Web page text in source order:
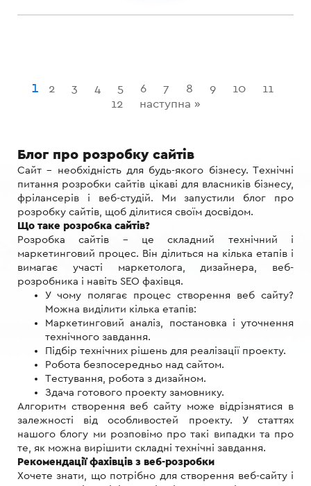
1 2 3 4 5 6 7 8 9 10
11
12
наступна »
Блог про розробку сайтів
Сайт – необхідність для будь-якого бізнесу. Технічні
питання розробки сайтів цікаві для власників бізнесу,
фрілансерів і веб-студій. Ми запустили блог про
розробку сайтів, щоб ділитися своїм досвідом.
Що таке розробка сайтів?
Розробка сайтів – це складний технічний і
маркетинговий процес. Він ділиться на кілька етапів і
вимагає участі маркетолога, дизайнера, веб-
розробника і навіть SEO фахівця.
У чому полягає процес створення веб сайту?
Можна виділити кілька етапів:
Маркетинговий аналіз, постановка і уточнення
технічного завдання.
Підбір технічних рішень для реалізації проекту.
Робота безпосередньо над сайтом.
Тестування, робота з дизайном.
Здача готового проекту замовнику.
Алгоритм створення веб сайту може відрізнятися в
залежності від особливостей проекту. У статтях
нашого блогу ми розповімо про такі випадки та про
те, як можна вирішити складні технічні завдання.
Рекомендації фахівців з веб-розробки
Хочете знати, що потрібно для створення веб-сайту і